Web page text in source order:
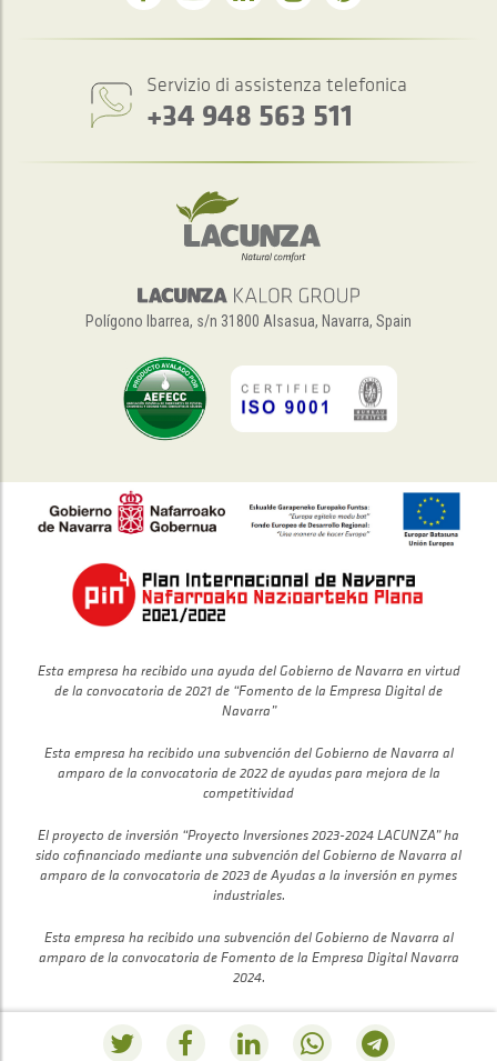
Servizio di assistenza telefonica
+34 948 563 511
Polígono Ibarrea, s/n 31800 Alsasua, Navarra, Spain
Esta empresa ha recibido una ayuda del Gobierno de Navarra en virtud
de la convocatoria de 2021 de “Fomento de la Empresa Digital de
Navarra”
Esta empresa ha recibido una subvención del Gobierno de Navarra al
amparo de la convocatoria de 2022 de ayudas para mejora de la
competitividad
El proyecto de inversión “Proyecto Inversiones 2023-2024 LACUNZA” ha
sido cofinanciado mediante una subvención del Gobierno de Navarra al
amparo de la convocatoria de 2023 de Ayudas a la inversión en pymes
industriales.
Esta empresa ha recibido una subvención del Gobierno de Navarra al
amparo de la convocatoria de Fomento de la Empresa Digital Navarra
2024.